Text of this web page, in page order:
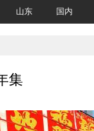
山东 国内
集